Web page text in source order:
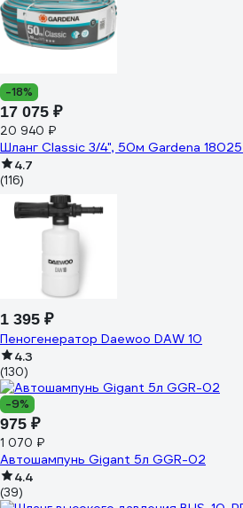
-18%
17 075 ₽
20 940 ₽
Шланг Classic 3/4", 50м Gardena
4.7
(116)
1 395 ₽
Пеногенератор Daewoo DAW 10
4.3
(130)
-9%
975 ₽
1 070 ₽
Автошампунь Gigant 5л GGR-02
4.4
(39)